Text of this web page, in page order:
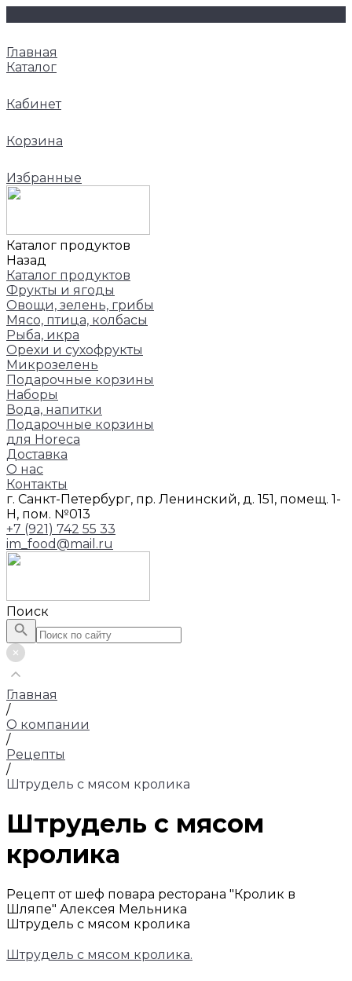
Главная
Каталог
Кабинет
Корзина
Избранные
Каталог продуктов
Назад
Каталог продуктов
Фрукты и ягоды
Овощи, зелень, грибы
Мясо, птица, колбасы
Рыба, икра
Орехи и сухофрукты
Микрозелень
Подарочные корзины
Наборы
Вода, напитки
Подарочные корзины
для Horeca
Доставка
О нас
Контакты
г. Санкт-Петербург, пр. Ленинский, д. 151, помещ. 1-
Н, пом. №013
+7 (921) 742 55 33
im_food@mail.ru
Поиск
Главная
/
О компании
/
Рецепты
/
Штрудель с мясом кролика
Штрудель с мясом
кролика
Рецепт от шеф повара ресторана "Кролик в
Шляпе" Алексея Мельника
Штрудель с мясом кролика
Штрудель с мясом кролика.